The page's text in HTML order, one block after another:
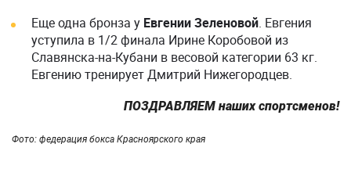
Еще одна бронза у Евгении Зеленовой. Евгения
уступила в 1/2 финала Ирине Коробовой из
Славянска-на-Кубани в весовой категории 63 кг.
Евгению тренирует Дмитрий Нижегородцев.
ПОЗДРАВЛЯЕМ наших спортсменов!
Фото: федерация бокса Красноярского края